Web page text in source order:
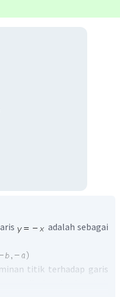
adalah sebagai
titik terhadap garis